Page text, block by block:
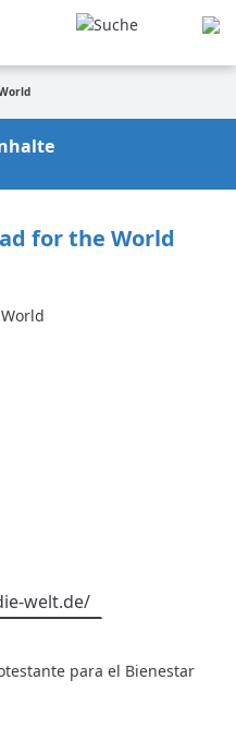
for the World
welt.de/
para el Bienestar